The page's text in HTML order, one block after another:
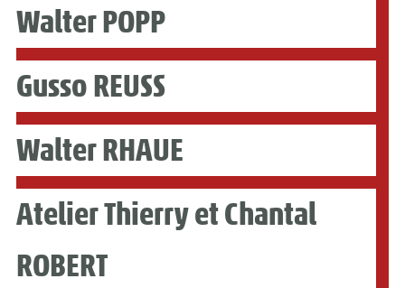
Walter POPP
Gusso REUSS
Walter RHAUE
Atelier Thierry et Chantal
ROBERT